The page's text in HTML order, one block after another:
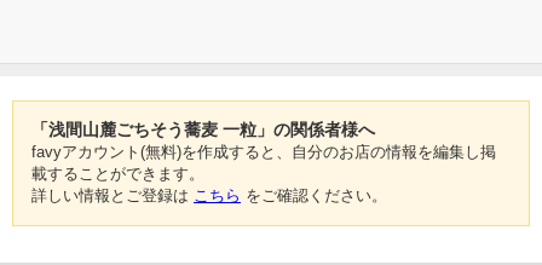
「浅間山麓ごちそう蕎麦 一粒」の関係者様へ
favyアカウント(無料)を作成すると、自分のお店の情報を編集し掲
載することができます。
詳しい情報とご登録は こちら をご確認ください。